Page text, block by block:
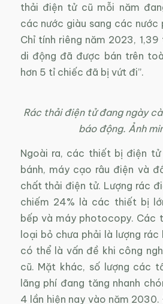
thải điện tử cũ mỗi năm
các nước giàu sang các nước
Chỉ tính riêng năm 2023,
di động đã được bán trên
hơn 5 tỉ chiếc đã bị vứt đi”.
Rác thải điện tử đang ngày
báo động. Ảnh
Ngoài ra, các thiết bị điện tử
bánh, máy cạo râu điện và
chất thải điện tử. Lượng rác
chiếm 24% là các thiết bị
bếp và máy photocopy. Các
loại bỏ chưa phải là lượng rác
có thể là vấn đề khi công
cũ. Mặt khác, số lượng các
lãng phí đang tăng nhanh
4 lần hiện nay vào năm 2030.